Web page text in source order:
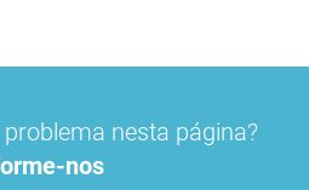
nesta página?
nos